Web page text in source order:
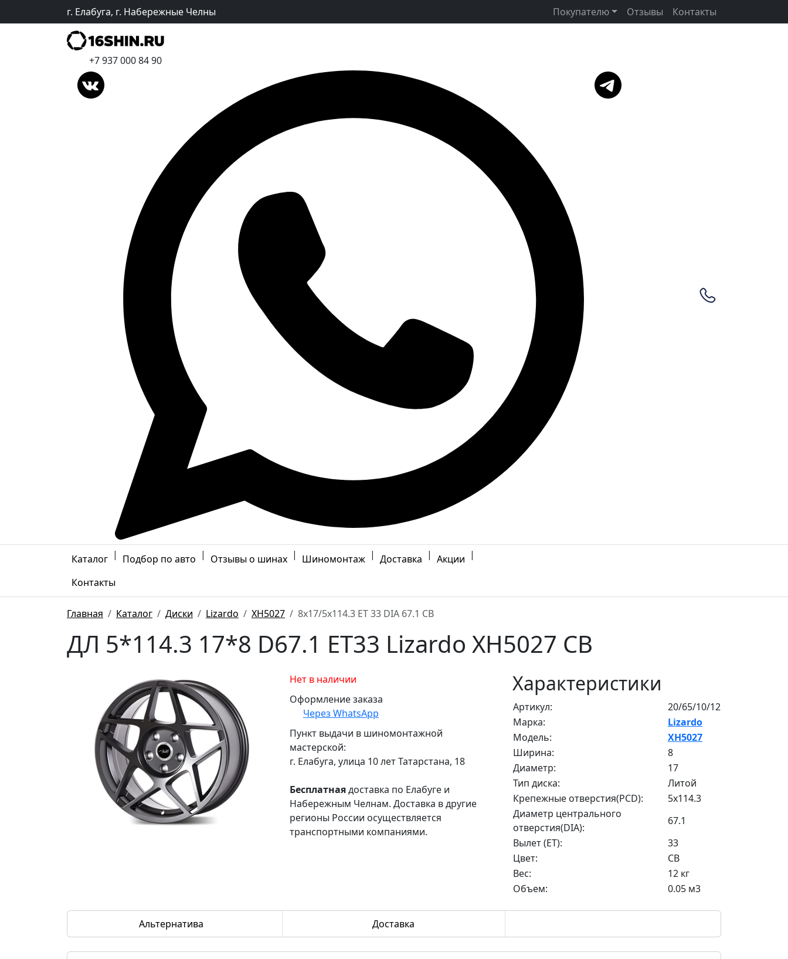
г. Елабуга, г. Набережные Челны Покупателю Отзывы Контакты
+7 937 000 84 90
Каталог | Подбор по авто | Отзывы о шинах | Шиномонтаж | Доставка | Акции |
Контакты
Главная Каталог Диски Lizardo XH5027 8x17/5x114.3 ET 33 DIA 67.1 CB
ДЛ 5*114.3 17*8 D67.1 ET33 Lizardo XH5027 CB
Нет в наличии
Оформление заказа
Через WhatsApp
Пункт выдачи в шиномонтажной
мастерской:
г. Елабуга, улица 10 лет Татарстана, 18
Бесплатнаядоставка по Елабуге и
Набережным Челнам. Доставка в другие
регионы России осуществляется
транспортными компаниями.
Характеристики
Артикул:
20/65/10/12
Марка:
Lizardo
Модель:
XH5027
Ширина:
8
Диаметр:
17
Тип диска:
Литой
Крепежные отверстия(PCD):
5x114.3
Диаметр центрального
отверстия(DIA):
67.1
Вылет (ET):
33
Цвет:
CB
Вес:
12 кг
Объем:
0.05 м3
Альтернатива Доставка